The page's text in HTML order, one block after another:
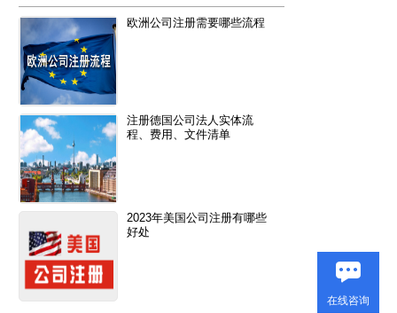
欧洲公司注册需要哪些流程
注册德国公司法人实体流
程、费用、文件清单
2023年美国公司注册有哪些
好处
在线咨询